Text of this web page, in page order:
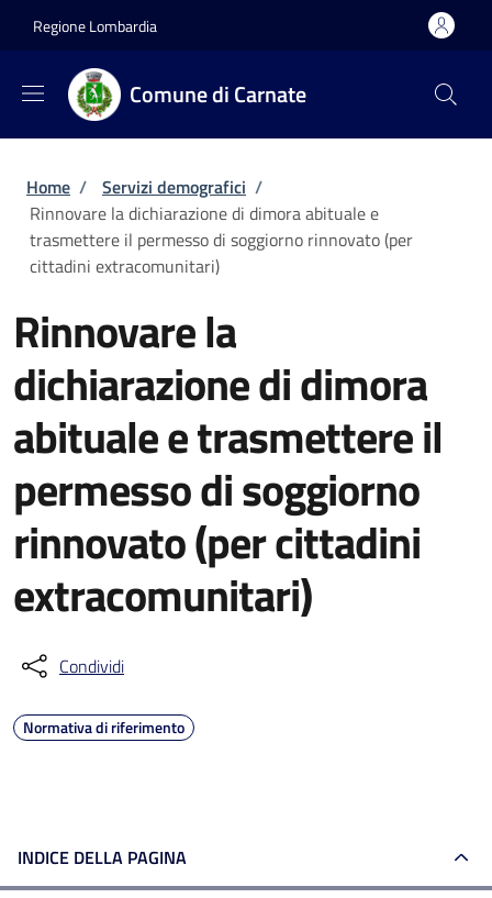
Regione Lombardia
Comune di Carnate
Briciole di pane
Home / Servizi demografici /
Rinnovare la dichiarazione di dimora abituale e
trasmettere il permesso di soggiorno rinnovato (per
cittadini extracomunitari)
Rinnovare la
dichiarazione di dimora
abituale e trasmettere il
permesso di soggiorno
rinnovato (per cittadini
extracomunitari)
Condividi
Normativa di riferimento
INDICE DELLA PAGINA